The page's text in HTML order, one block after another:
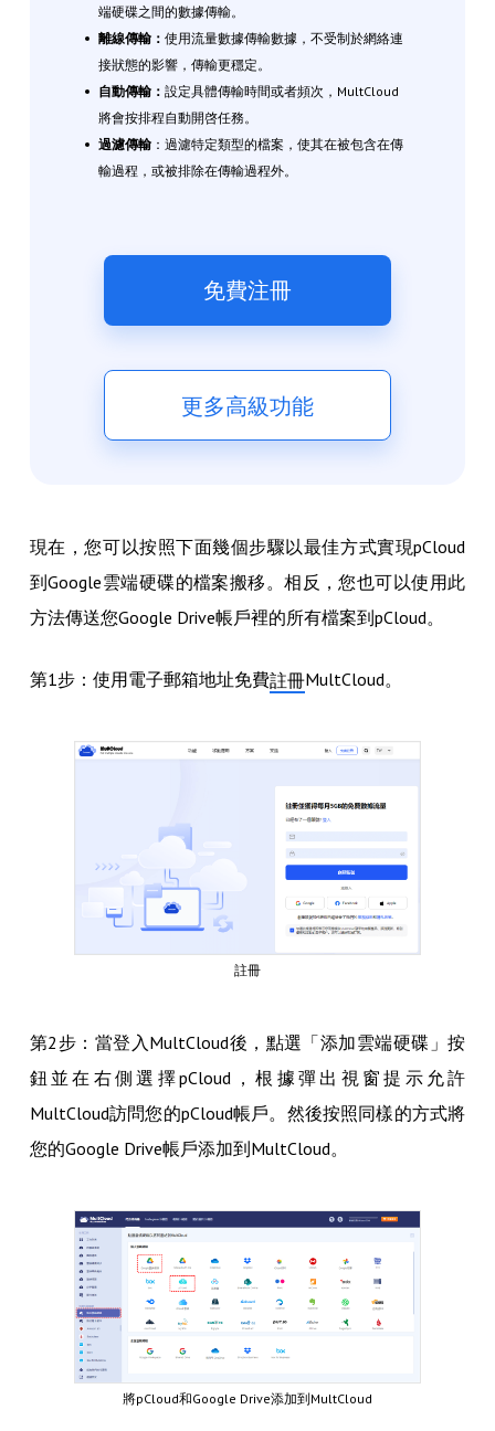
端硬碟之間的數據傳輸。
離線傳輸： 使用流量數據傳輸數據，不受制於網絡連
接狀態的影響，傳輸更穩定。
自動傳輸： 設定具體傳輸時間或者頻次，MultCloud
將會按排程自動開啓任務。
過濾傳輸：過濾特定類型的檔案，使其在被包含在傳
輸過程，或被排除在傳輸過程外。
免費注冊
更多高級功能
現在，您可以按照下面幾個步驟以最佳方式實現pCloud
到Google雲端硬碟的檔案搬移。相反，您也可以使用此
方法傳送您Google Drive帳戶裡的所有檔案到pCloud。
第1步：使用電子郵箱地址免費註冊MultCloud。
註冊
第2步：當登入MultCloud後，點選「添加雲端硬碟」按
鈕並在右側選擇pCloud，根據彈出視窗提示允許
MultCloud訪問您的pCloud帳戶。然後按照同樣的方式將
您的Google Drive帳戶添加到MultCloud。
將pCloud和Google Drive添加到MultCloud